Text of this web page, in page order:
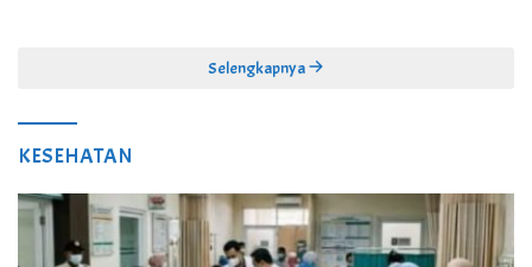
Selengkapnya
KESEHATAN